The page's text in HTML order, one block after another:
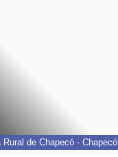
Rural de Chapecó - Chapecó